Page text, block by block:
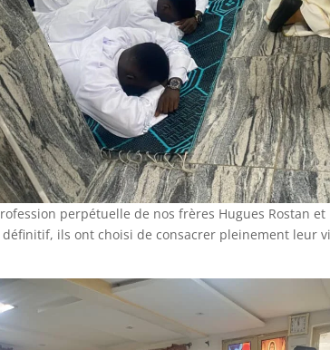
perpétuelle de nos frères Hugues Rostan et
ils ont choisi de consacrer pleinement leur